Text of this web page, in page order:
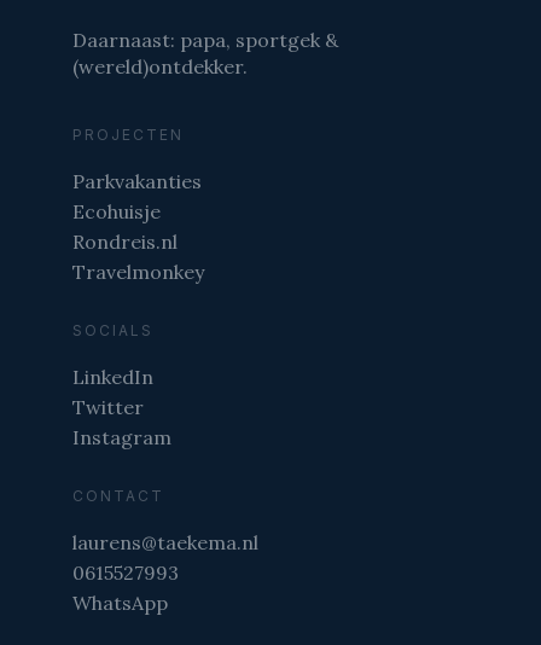
Daarnaast: papa, sportgek &
(wereld)ontdekker.
PROJECTEN
Parkvakanties
Ecohuisje
Rondreis.nl
Travelmonkey
SOCIALS
LinkedIn
Twitter
Instagram
CONTACT
laurens@taekema.nl
0615527993
WhatsApp